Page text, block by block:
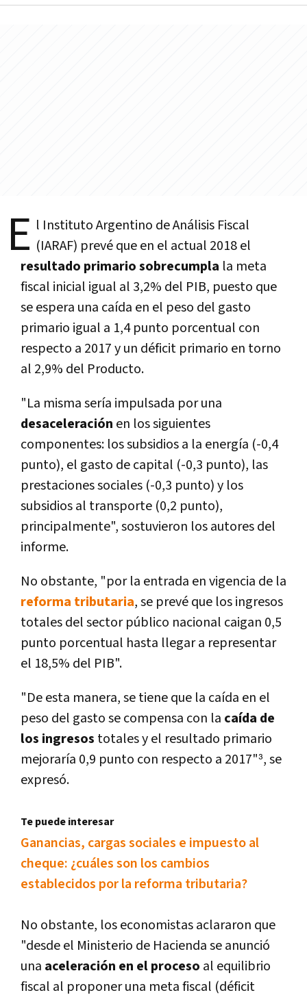
E l Instituto Argentino de Análisis Fiscal
(IARAF) prevé que en el actual 2018 el
resultado primario sobrecumpla la meta
fiscal inicial igual al 3,2% del PIB, puesto que
se espera una caí­da en el peso del gasto
primario igual a 1,4 punto porcentual con
respecto a 2017 y un déficit primario en torno
al 2,9% del Producto.
"La misma serí­a impulsada por una
desaceleración en los siguientes
componentes: los subsidios a la energí­a (-0,4
punto), el gasto de capital (-0,3 punto), las
prestaciones sociales (-0,3 punto) y los
subsidios al transporte (0,2 punto),
principalmente", sostuvieron los autores del
informe.
No obstante, "por la entrada en vigencia de la
reforma tributaria, se prevé que los ingresos
totales del sector público nacional caigan 0,5
punto porcentual hasta llegar a representar
el 18,5% del PIB".
"De esta manera, se tiene que la caí­da en el
peso del gasto se compensa con la caí­da de
los ingresos totales y el resultado primario
mejorarí­a 0,9 punto con respecto a 2017"³, se
expresó.
Te puede interesar
Ganancias, cargas sociales e impuesto al
cheque: ¿cuáles son los cambios
establecidos por la reforma tributaria?
No obstante, los economistas aclararon que
"desde el Ministerio de Hacienda se anunció
una aceleración en el proceso al equilibrio
fiscal al proponer una meta fiscal (déficit